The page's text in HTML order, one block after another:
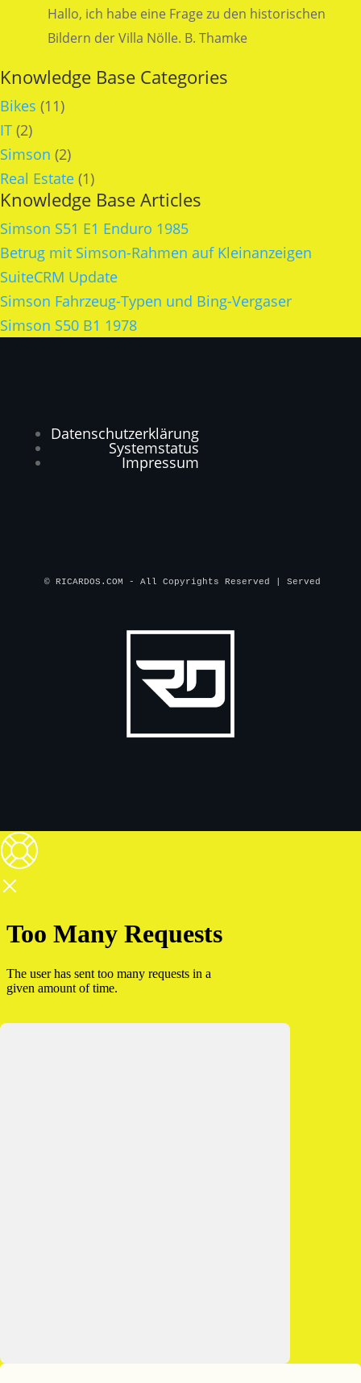
Hallo, ich habe eine Frage zu den historischen
Bildern der Villa Nölle. B. Thamke
Knowledge Base Categories
Bikes (11)
IT (2)
Simson (2)
Real Estate (1)
Knowledge Base Articles
Simson S51 E1 Enduro 1985
Betrug mit Simson-Rahmen auf Kleinanzeigen
SuiteCRM Update
Simson Fahrzeug-Typen und Bing-Vergaser
Simson S50 B1 1978
Datenschutzerklärung
Systemstatus
Impressum
© RICARDOS.COM - All Copyrights Reserved | Served by